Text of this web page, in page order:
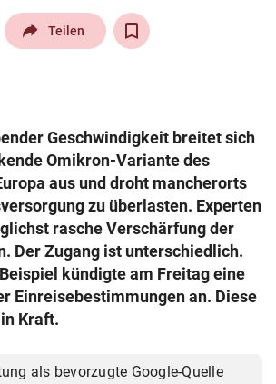
arrow_right
GmbH & Co KG 2026
Wien
Teilen
Geschwindigkeit breitet sich
Omikron-Variante des
aus und droht mancherorts
zu überlasten. Experten
rasche Verschärfung der
Der Zugang ist unterschiedlich.
kündigte am Freitag eine
Einreisebestimmungen an. Diese
Kraft.
als bevorzugte Google-Quelle